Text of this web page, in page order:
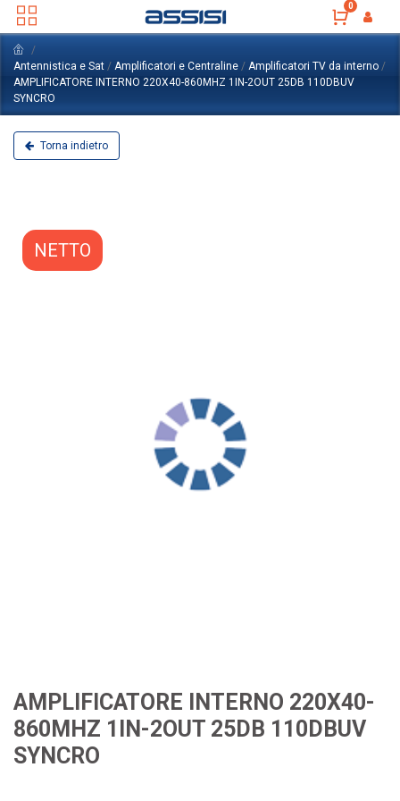
0
Antennistica e Sat / Amplificatori e Centraline / Amplificatori TV da interno /
AMPLIFICATORE INTERNO 220X40-860MHZ 1IN-2OUT 25DB 110DBUV
SYNCRO
Torna indietro
NETTO
AMPLIFICATORE INTERNO 220X40-
860MHZ 1IN-2OUT 25DB 110DBUV
SYNCRO